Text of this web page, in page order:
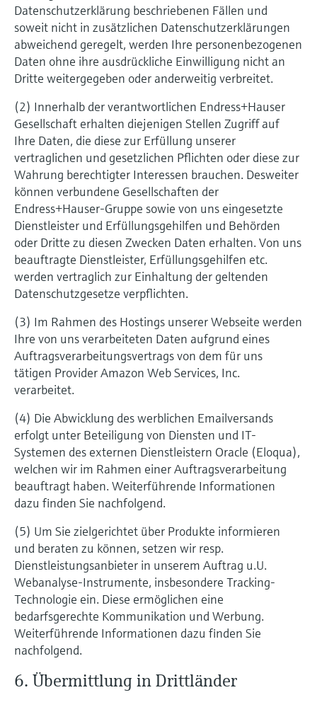
Datenschutzerklärung beschriebenen Fällen und
soweit nicht in zusätzlichen Datenschutzerklärungen
abweichend geregelt, werden Ihre personenbezogenen
Daten ohne ihre ausdrückliche Einwilligung nicht an
Dritte weitergegeben oder anderweitig verbreitet.
(2) Innerhalb der verantwortlichen Endress+Hauser
Gesellschaft erhalten diejenigen Stellen Zugriff auf
Ihre Daten, die diese zur Erfüllung unserer
vertraglichen und gesetzlichen Pflichten oder diese zur
Wahrung berechtigter Interessen brauchen. Desweiter
können verbundene Gesellschaften der
Endress+Hauser-Gruppe sowie von uns eingesetzte
Dienstleister und Erfüllungsgehilfen und Behörden
oder Dritte zu diesen Zwecken Daten erhalten. Von uns
beauftragte Dienstleister, Erfüllungsgehilfen etc.
werden vertraglich zur Einhaltung der geltenden
Datenschutzgesetze verpflichten.
(3) Im Rahmen des Hostings unserer Webseite werden
Ihre von uns verarbeiteten Daten aufgrund eines
Auftragsverarbeitungsvertrags von dem für uns
tätigen Provider Amazon Web Services, Inc.
verarbeitet.
(4) Die Abwicklung des werblichen Emailversands
erfolgt unter Beteiligung von Diensten und IT-
Systemen des externen Dienstleistern Oracle (Eloqua),
welchen wir im Rahmen einer Auftragsverarbeitung
beauftragt haben. Weiterführende Informationen
dazu finden Sie nachfolgend.
(5) Um Sie zielgerichtet über Produkte informieren
und beraten zu können, setzen wir resp.
Dienstleistungsanbieter in unserem Auftrag u.U.
Webanalyse-Instrumente, insbesondere Tracking-
Technologie ein. Diese ermöglichen eine
bedarfsgerechte Kommunikation und Werbung.
Weiterführende Informationen dazu finden Sie
nachfolgend.
6. Übermittlung in Drittländer